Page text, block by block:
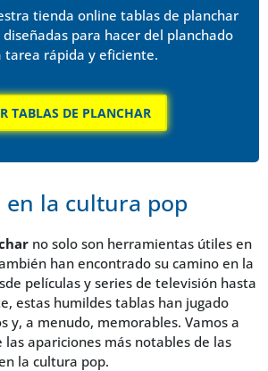
tienda online tablas de planchar
para hacer del planchado
tarea rápida y eficiente.
TABLAS DE PLANCHAR
en la cultura pop
no solo son herramientas útiles en
han encontrado su camino en la
películas y series de televisión hasta
estas humildes tablas han jugado
y, a menudo, memorables. Vamos a
apariciones más notables de las
la cultura pop.